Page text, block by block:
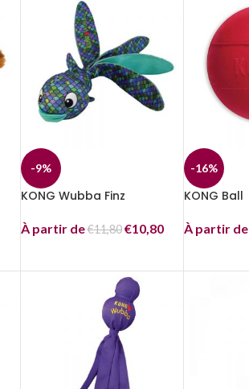
-9%
KONG Wubba Finz
À partir de€11,80 €10,80
-16%
KONG Ball
À partir